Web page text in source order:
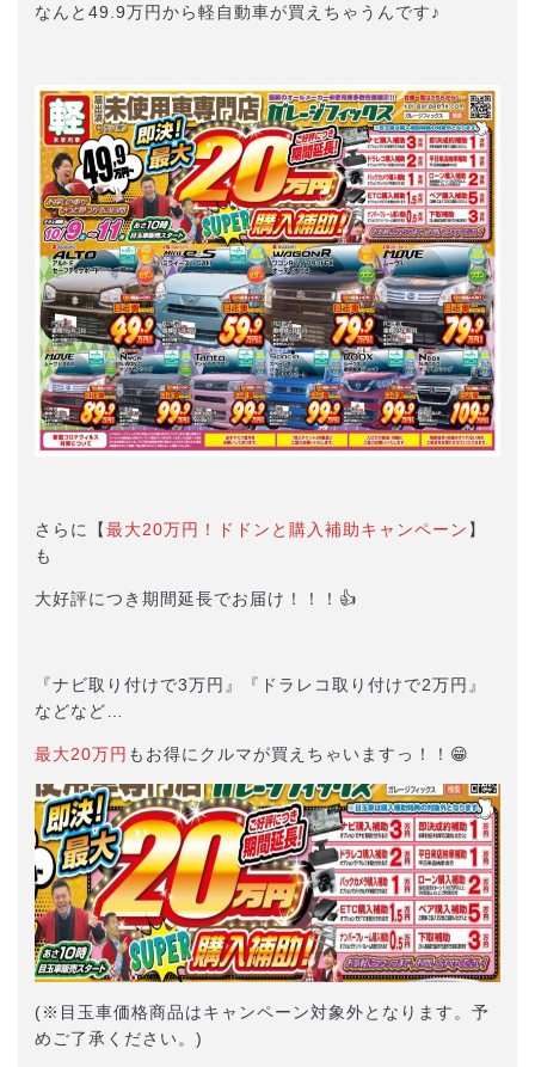
なんと49.9万円から軽自動車が買えちゃうんです♪
さらに【最大20万円！ドドンと購入補助キャンペーン 】
も
大好評につき期間延長でお届け！！！👍
『ナビ取り付けで3万円』『ドラレコ取り付けで2万円』
などなど…
最大20万円 もお得にクルマが買えちゃいますっ！！😁
(※目玉車価格商品はキャンペーン対象外となります。予
めご了承ください。)